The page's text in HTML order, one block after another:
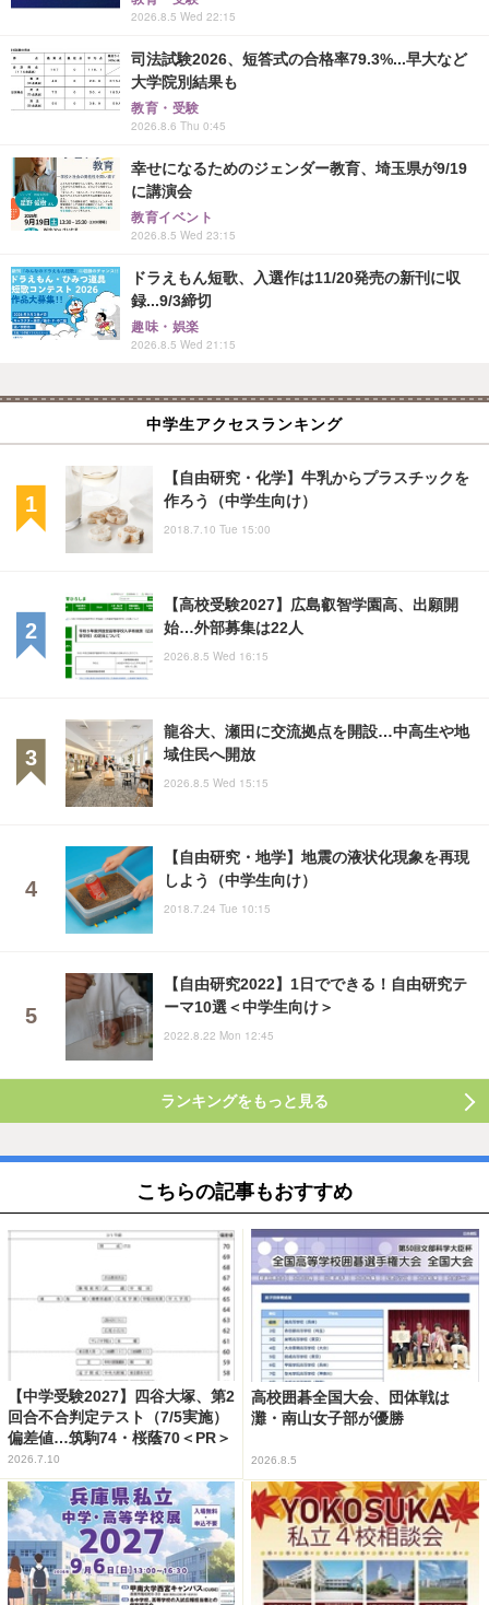
2026.8.5 Wed 22:15
司法試験2026、短答式の合格率79.3%...早大など
大学院別結果も
教育・受験
2026.8.6 Thu 0:45
幸せになるためのジェンダー教育、埼玉県が9/19
に講演会
教育イベント
2026.8.5 Wed 23:15
ドラえもん短歌、入選作は11/20発売の新刊に収
録...9/3締切
趣味・娯楽
2026.8.5 Wed 21:15
中学生アクセスランキング
【自由研究・化学】牛乳からプラスチックを
作ろう（中学生向け）
2018.7.10 Tue 15:00
【高校受験2027】広島叡智学園高、出願開
始…外部募集は22人
2026.8.5 Wed 16:15
龍谷大、瀬田に交流拠点を開設…中高生や地
域住民へ開放
2026.8.5 Wed 15:15
【自由研究・地学】地震の液状化現象を再現
しよう（中学生向け）
2018.7.24 Tue 10:15
【自由研究2022】1日でできる！自由研究テ
ーマ10選＜中学生向け＞
2022.8.22 Mon 12:45
ランキングをもっと見る
こちらの記事もおすすめ
【中学受験2027】四谷大塚、第2
回合不合判定テスト（7/5実施）
偏差値…筑駒74・桜蔭70＜PR＞
2026.7.10
高校囲碁全国大会、団体戦は
灘・南山女子部が優勝
2026.8.5